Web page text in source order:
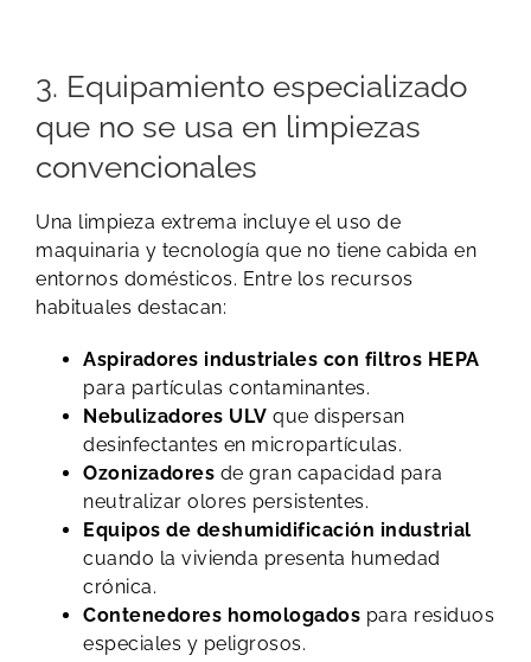
3. Equipamiento especializado
que no se usa en limpiezas
convencionales
Una limpieza extrema incluye el uso de
maquinaria y tecnología que no tiene cabida en
entornos domésticos. Entre los recursos
habituales destacan:
Aspiradores industriales con filtros HEPA
para partículas contaminantes.
Nebulizadores ULV que dispersan
desinfectantes en micropartículas.
Ozonizadores de gran capacidad para
neutralizar olores persistentes.
Equipos de deshumidificación industrial
cuando la vivienda presenta humedad
crónica.
Contenedores homologados para residuos
especiales y peligrosos.